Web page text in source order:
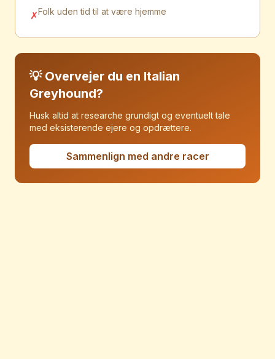
✗Folk uden tid til at være hjemme
💡 Overvejer du en Italian
Greyhound?
Husk altid at researche grundigt og eventuelt tale
med eksisterende ejere og opdrættere.
Sammenlign med andre racer